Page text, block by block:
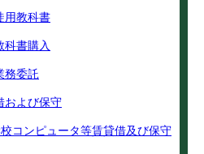
用教科書
科書購入
務委託
および保守
コンピュータ等賃貸借及び保守